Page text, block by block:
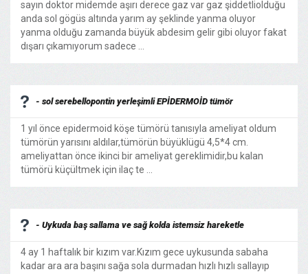
sayın doktor midemde aşırı derece gaz var gaz şiddetliolduğu
anda sol gögüs altında yarım ay şeklinde yanma oluyor
yanma olduğu zamanda büyük abdesim gelir gibi oluyor fakat
dışarı çıkamıyorum sadece ...
- sol serebellopontin yerleşimli EPİDERMOİD tümör
1 yıl önce epidermoid köşe tümörü tanısıyla ameliyat oldum
tümörün yarısını aldılar,tümörün büyüklügü 4,5*4 cm.
ameliyattan önce ikinci bir ameliyat gereklimidir,bu kalan
tümörü küçültmek için ilaç te ...
- Uykuda baş sallama ve sağ kolda istemsiz hareketle
4 ay 1 haftalık bir kızım var.Kızım gece uykusunda sabaha
kadar ara ara başını sağa sola durmadan hızlı hızlı sallayıp